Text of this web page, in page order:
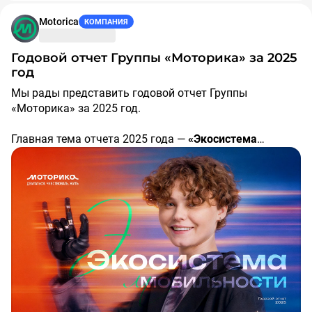
Motorica КОМПАНИЯ
Годовой отчет Группы «Моторика» за 2025
год
Мы рады представить годовой отчет Группы
«Моторика» за 2025 год.
Главная тема отчета 2025 года — «Экосистема
мобильности»
. В отчетном году «Моторика»
продолжила трансформацию в вертикально
интегрированную компанию на рынке МедТех,
которая сопровождает пользователя на каждом этапе
восстановления двигательных функций.
Что внутри отчета:
Рост бизнеса:выручка Группы достигла 7,1 млрд
рублей (+70% г/г)